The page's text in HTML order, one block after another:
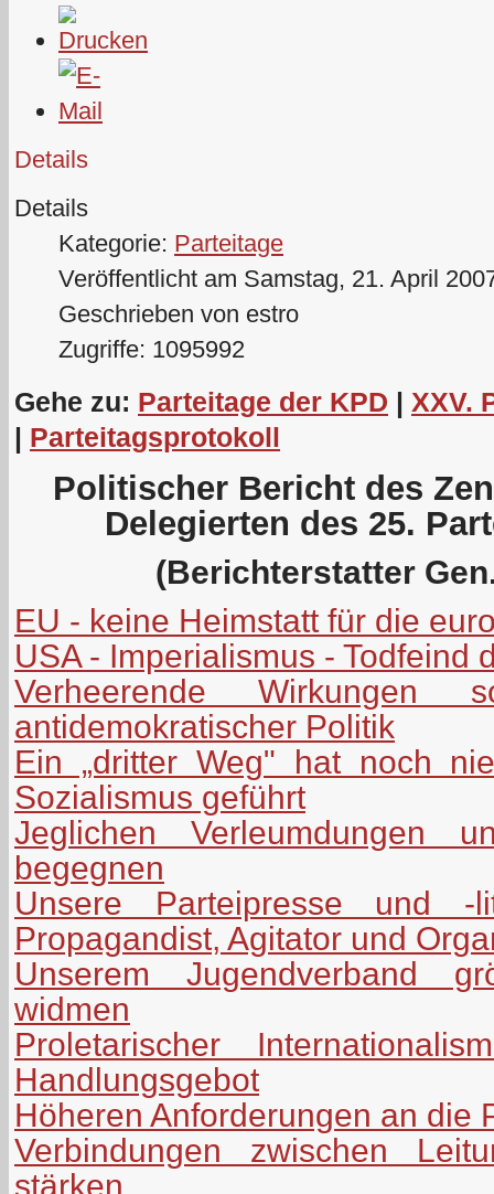
Details
Details
Kategorie: Parteitage
Veröffentlicht am Samstag, 21. April
Geschrieben von estro
Zugriffe: 1095992
Gehe zu: Parteitage der KPD | XXV.
| Parteitagsprotokoll
Politischer Bericht des
Delegierten des 25.
(Berichterstatter
EU - keine Heimstatt für die
USA - Imperialismus - Todfeind
Verheerende Wirkungen
antidemokratischer Politik
Ein „dritter Weg" hat noch
Sozialismus geführt
Jeglichen Verleumdungen
begegnen
Unsere Parteipresse und -
Propagandist, Agitator und
Unserem Jugendverband
widmen
Proletarischer
Handlungsgebot
Höheren Anforderungen an die
Verbindungen zwischen
stärken